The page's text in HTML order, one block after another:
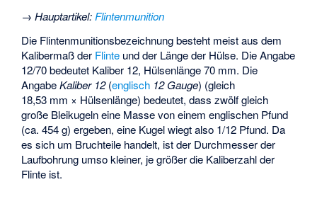
→Hauptartikel: Flintenmunition
Die Flintenmunitionsbezeichnung besteht meist aus dem
Kalibermaß der Flinte und der Länge der Hülse. Die Angabe
12/70 bedeutet Kaliber 12, Hülsenlänge 70 mm. Die
AngabeKaliber 12(englisch 12 Gauge) (gleich
18,53 mm × Hülsenlänge) bedeutet, dass zwölf gleich
große Bleikugeln eine Masse von einem englischen Pfund
(ca. 454 g) ergeben, eine Kugel wiegt also 1/12 Pfund. Da
es sich um Bruchteile handelt, ist der Durchmesser der
Laufbohrung umso kleiner, je größer die Kaliberzahl der
Flinte ist.